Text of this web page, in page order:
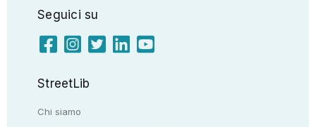
Seguici su
StreetLib
Chi siamo